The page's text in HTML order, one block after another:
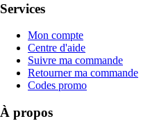
Services
Mon compte
Centre d'aide
Suivre ma commande
Retourner ma commande
Codes promo
À propos